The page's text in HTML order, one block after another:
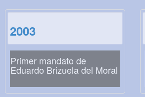
2003
Primer mandato de
Eduardo Brizuela del Moral